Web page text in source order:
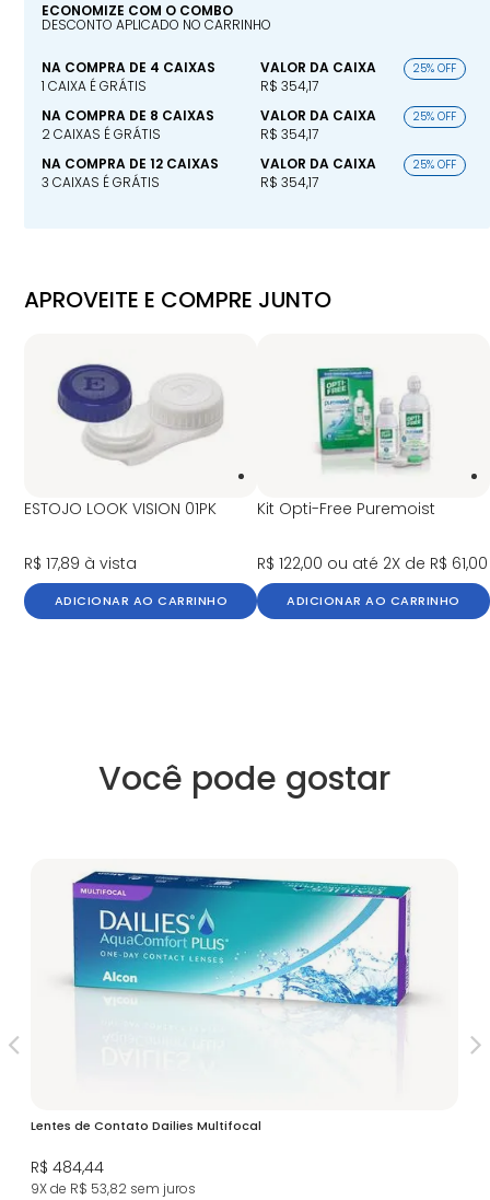
ECONOMIZE COM O COMBO
DESCONTO APLICADO NO CARRINHO
NA COMPRA DE 4 CAIXAS
1 CAIXA É GRÁTIS
VALOR DA CAIXA
R$ 354,17
25% OFF
NA COMPRA DE 8 CAIXAS
2 CAIXAS É GRÁTIS
VALOR DA CAIXA
R$ 354,17
25% OFF
NA COMPRA DE 12 CAIXAS
3 CAIXAS É GRÁTIS
VALOR DA CAIXA
R$ 354,17
25% OFF
APROVEITE E COMPRE JUNTO
ESTOJO LOOK VISION 01PK
R$ 17,89 à vista
ADICIONAR AO CARRINHO
Kit Opti-Free Puremoist
R$ 122,00 ou até 2X de R$ 61,00
ADICIONAR AO CARRINHO
Você pode gostar
Lentes de Contato Dailies Multifocal
R$ 484,44
9X de R$ 53,82 sem juros